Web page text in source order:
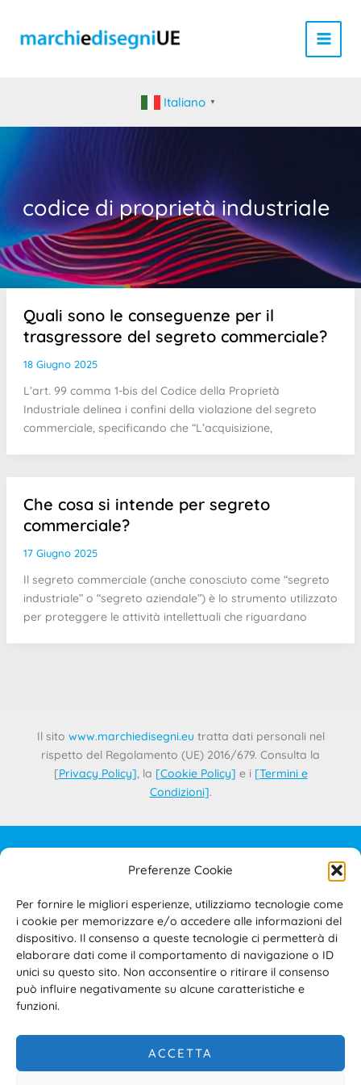
Preferenze Cookie
Per fornire le migliori esperienze, utilizziamo tecnologie come
i cookie per memorizzare e/o accedere alle informazioni del
dispositivo. Il consenso a queste tecnologie ci permetterà di
elaborare dati come il comportamento di navigazione o ID
unici su questo sito. Non acconsentire o ritirare il consenso
può influire negativamente su alcune caratteristiche e
funzioni.
ACCETTA
contenuto
Italiano ▼
codice di proprietà industriale
Quali sono le conseguenze per il
trasgressore del segreto commerciale?
18 Giugno 2025
L’art. 99 comma 1-bis del Codice della Proprietà
Industriale delinea i confini della violazione del segreto
commerciale, specificando che “L’acquisizione,
Che cosa si intende per segreto
commerciale?
17 Giugno 2025
Il segreto commerciale (anche conosciuto come “segreto
industriale” o “segreto aziendale”) è lo strumento utilizzato
per proteggere le attività intellettuali che riguardano
Il sito www.marchiedisegni.eu tratta dati personali nel
rispetto del Regolamento (UE) 2016/679. Consulta la
[Privacy Policy], la [Cookie Policy] e i [Termini e
Condizioni].
IL PROGETTO
PRIVACY POLICY
COOKIE POLICY
TERMINI E CONDIZIONI D’USO DEL SITO E DELL’AREA
RISERVATA
ACCESSIBILITÀ